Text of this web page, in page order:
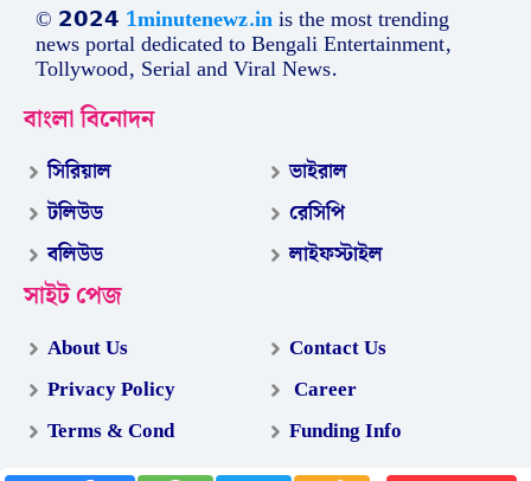
© 𝟮𝟬𝟮𝟰 1minutenewz.inis the most trending
news portal dedicated to Bengali Entertainment,
Tollywood, Serial and Viral News.
বাংলা বিনোদন
সিরিয়াল
টলিউড
বলিউড
ভাইরাল
রেসিপি
লাইফস্টাইল
সাইট পেজ
About Us
Privacy Policy
Terms & Cond
Contact Us
Career
Funding Info